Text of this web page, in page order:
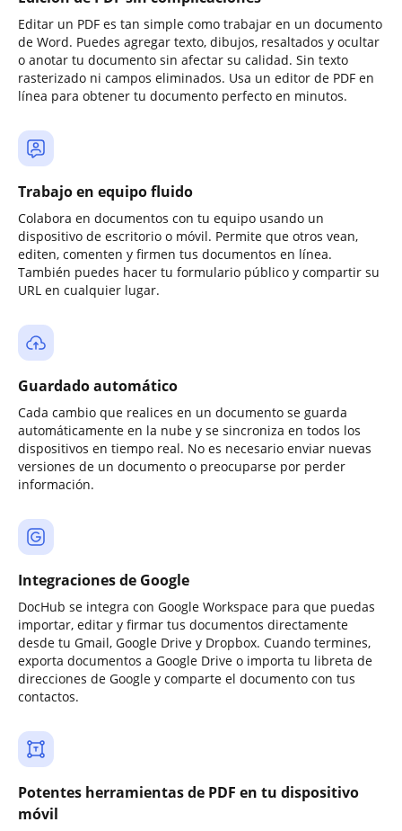
Editar un PDF es tan simple como trabajar en un documento
de Word. Puedes agregar texto, dibujos, resaltados y ocultar
o anotar tu documento sin afectar su calidad. Sin texto
rasterizado ni campos eliminados. Usa un editor de PDF en
línea para obtener tu documento perfecto en minutos.
Trabajo en equipo fluido
Colabora en documentos con tu equipo usando un
dispositivo de escritorio o móvil. Permite que otros vean,
editen, comenten y firmen tus documentos en línea.
También puedes hacer tu formulario público y compartir su
URL en cualquier lugar.
Guardado automático
Cada cambio que realices en un documento se guarda
automáticamente en la nube y se sincroniza en todos los
dispositivos en tiempo real. No es necesario enviar nuevas
versiones de un documento o preocuparse por perder
información.
Integraciones de Google
DocHub se integra con Google Workspace para que puedas
importar, editar y firmar tus documentos directamente
desde tu Gmail, Google Drive y Dropbox. Cuando termines,
exporta documentos a Google Drive o importa tu libreta de
direcciones de Google y comparte el documento con tus
contactos.
Potentes herramientas de PDF en tu dispositivo
móvil